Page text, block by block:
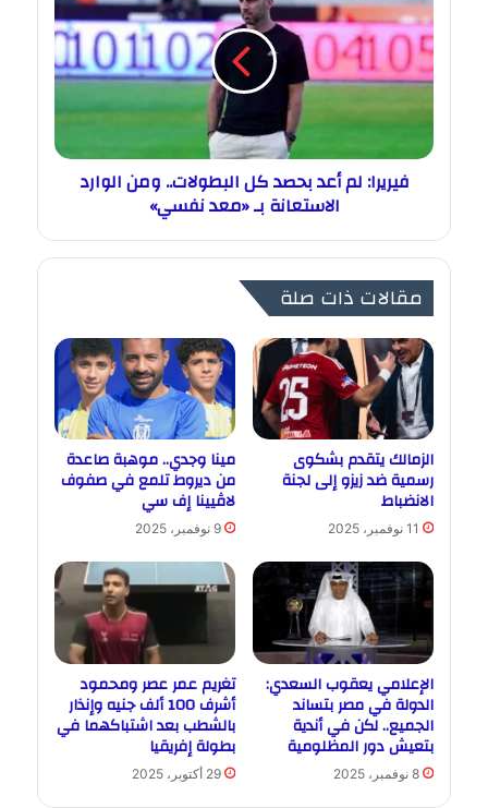
فيريرا: لم أعد بحصد كل البطولات.. ومن الوارد
الاستعانة بـ «معد نفسي»
مقالات ذات صلة
الزمالك يتقدم بشكوى
رسمية ضد زيزو إلى لجنة
الانضباط
11 نوفمبر، 2025
مينا وجدي.. موهبة صاعدة
من ديروط تلمع في صفوف
لاڤيينا إف سي
9 نوفمبر، 2025
الإعلامي يعقوب السعدي:
الدولة في مصر بتساند
الجميع.. لكن في أندية
بتعيش دور المظلومية
8 نوفمبر، 2025
تغريم عمر عصر ومحمود
أشرف 100 ألف جنيه وإنذار
بالشطب بعد اشتباكهما في
بطولة إفريقيا
29 أكتوبر، 2025